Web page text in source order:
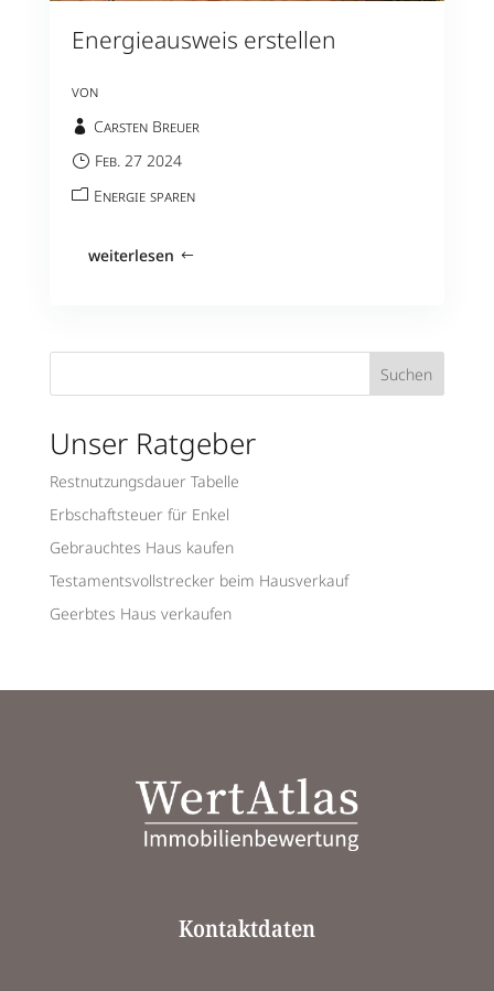
Energieausweis erstellen
von
Carsten Breuer
Feb. 27 2024
Energie sparen
weiterlesen
Suchen
Unser Ratgeber
Restnutzungsdauer Tabelle
Erbschaftsteuer für Enkel
Gebrauchtes Haus kaufen
Testamentsvollstrecker beim Hausverkauf
Geerbtes Haus verkaufen
Kontaktdaten